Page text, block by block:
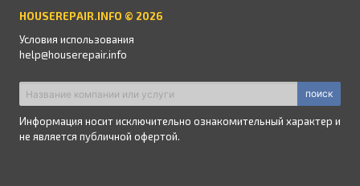
HOUSEREPAIR.INFO © 2026
Условия использования
help@houserepair.info
поиск
Информация носит исключительно ознакомительный характер и
не является публичной офертой.